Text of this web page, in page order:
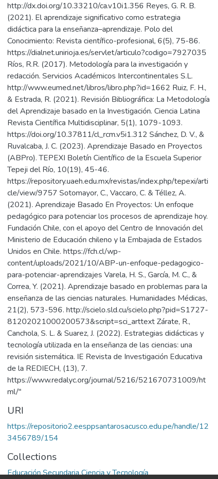
http://dx.doi.org/10.33210/ca.v10i1.356 Reyes, G. R. B.
(2021). El aprendizaje significativo como estrategia
didáctica para la enseñanza–aprendizaje. Polo del
Conocimiento: Revista científico-profesional, 6(5), 75-86.
https://dialnet.unirioja.es/servlet/articulo?codigo=7927035
Ríos, R.R. (2017). Metodología para la investigación y
redacción. Servicios Académicos Intercontinentales S.L.
http://www.eumed.net/libros/libro.php?id=1662 Ruiz, F. H.,
& Estrada, R. (2021). Revisión Bibliográfica: La Metodología
del Aprendizaje basado en la Investigación. Ciencia Latina
Revista Científica Multidisciplinar, 5(1), 1079-1093.
https://doi.org/10.37811/cl_rcm.v5i1.312 Sánchez, D. V., &
Ruvalcaba, J. C. (2023). Aprendizaje Basado en Proyectos
(ABPro). TEPEXI Boletín Científico de la Escuela Superior
Tepeji del Río, 10(19), 45-46.
https://repository.uaeh.edu.mx/revistas/index.php/tepexi/arti
cle/view/9757 Sotomayor, C., Vaccaro, C. & Téllez, A.
(2021). Aprendizaje Basado En Proyectos: Un enfoque
pedagógico para potenciar los procesos de aprendizaje hoy.
Fundación Chile, con el apoyo del Centro de Innovación del
Ministerio de Educación chileno y la Embajada de Estados
Unidos en Chile. https://fch.cl/wp-
content/uploads/2021/10/ABP-un-enfoque-pedagogico-
para-potenciar-aprendizajes Varela, H. S., García, M. C., &
Correa, Y. (2021). Aprendizaje basado en problemas para la
enseñanza de las ciencias naturales. Humanidades Médicas,
21(2), 573-596. http://scielo.sld.cu/scielo.php?pid=S1727-
81202021000200573&script=sci_arttext Zárate, R.,
Canchola, S. L. & Suarez, J. (2022). Estrategias didácticas y
tecnología utilizada en la enseñanza de las ciencias: una
revisión sistemática. IE Revista de Investigación Educativa
de la REDIECH, (13), 7.
https://www.redalyc.org/journal/5216/521670731009/ht
ml/"
URI
https://repositorio2.eesppsantarosacusco.edu.pe/handle/12
3456789/154
Collections
Educación Secundaria Ciencia y Tecnología